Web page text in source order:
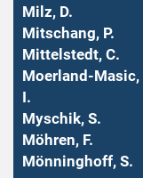
Milz, D.
Mitschang, P.
Mittelstedt, C.
Moerland-Masic,
I.
Myschik, S.
Möhren, F.
Mönninghoff, S.